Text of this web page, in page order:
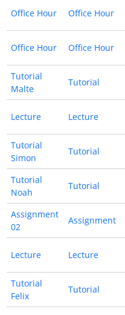
Office Hour Office Hour
Office Hour Office Hour
Tutorial
Malte
Tutorial
Lecture Lecture
Tutorial
Simon
Tutorial
Tutorial
Noah
Tutorial
Assignment
02
Assignment
Lecture Lecture
Tutorial
Felix
Tutorial